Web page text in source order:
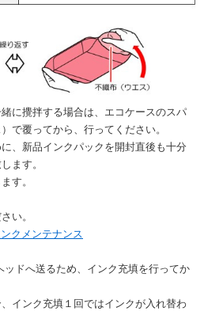
に攪拌する場合は、エコケースのスパ
で覆ってから、行ってください。
、新品インクパックを開封直後も十分
ます。
す。
い。
クメンテナンス
ッドへ送るため、インク充填を行ってか
インク充填１回ではインクが入れ替わ